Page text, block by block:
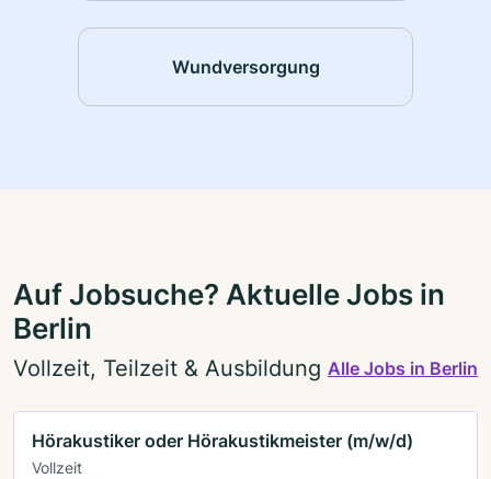
Wundversorgung
Auf Jobsuche? Aktuelle Jobs in
Berlin
Vollzeit, Teilzeit & Ausbildung Alle Jobs in Berlin
Hörakustiker oder Hörakustikmeister (m/w/d)
Vollzeit